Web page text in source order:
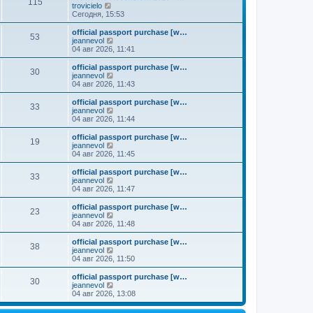
у
с
о
б
щ
е
н
и
н
е
с
о
щ
е
о
с
л
д
н
е
у
с
о
б
щ
е
н
и
115
trovicielo
е
р
е
й
т
и
п
о
с
е
д
н
е
м
у
с
о
о
б
щ
е
н
и
ю
Сегодня, 15:53
53
official passport purchase [w…
jeannevol
е
р
е
й
т
п
о
с
е
н
е
м
с
о
о
щ
е
н
ю
04 авг 2026, 11:41
30
official passport purchase [w…
jeannevol
е
р
е
й
т
п
о
с
е
н
е
м
с
о
о
щ
е
н
ю
04 авг 2026, 11:43
33
official passport purchase [w…
jeannevol
е
р
е
й
т
п
о
с
е
н
е
м
с
о
о
щ
е
н
04 авг 2026, 11:44
19
official passport purchase [w…
jeannevol
е
р
е
й
т
п
о
с
е
н
е
м
с
о
04 авг 2026, 11:45
33
official passport purchase [w…
jeannevol
е
р
е
й
т
п
о
с
е
н
е
04 авг 2026, 11:47
23
official passport purchase [w…
jeannevol
е
р
е
й
т
п
о
с
л
04 авг 2026, 11:48
38
official passport purchase [w…
jeannevol
е
р
е
й
т
к
04 авг 2026, 11:50
30
official passport purchase [w…
jeannevol
е
р
е
04 авг 2026, 13:08